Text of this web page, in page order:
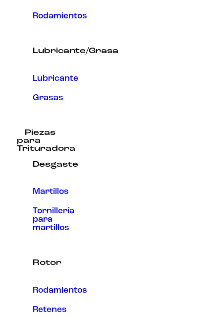
Rodamientos
Lubricante/Grasa
Lubricante
Grasas
Piezas
para
Trituradora
Desgaste
Martillos
Tornillería
para
martillos
Rotor
Rodamientos
Retenes